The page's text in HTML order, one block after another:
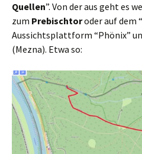
Quellen”. Von der aus geht es
zum Prebischtoroder auf dem
Aussichtsplattform “Phönix”
(Mezna). Etwa so: